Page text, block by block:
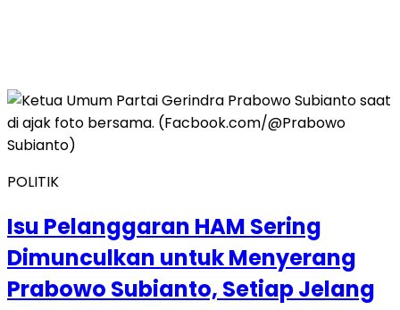
POLITIK
Isu Pelanggaran HAM Sering
Dimunculkan untuk Menyerang
Prabowo Subianto, Setiap Jelang